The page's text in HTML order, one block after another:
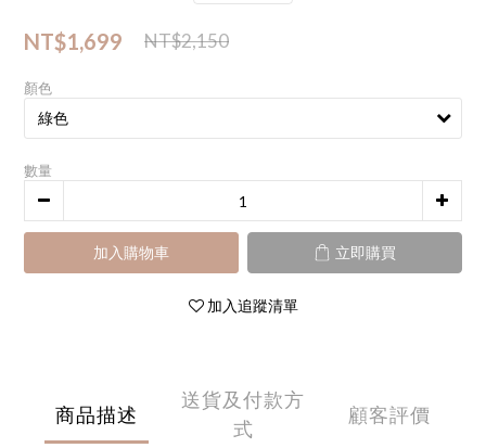
NT$1,699 NT$2,150
顏色
數量
加入購物車 立即購買
加入追蹤清單
商品描述
送貨及付款方
式
顧客評價